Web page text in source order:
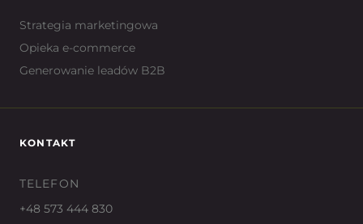
Strategia marketingowa
Opieka e-commerce
Generowanie leadów B2B
KONTAKT
TELEFON
+48 573 444 830